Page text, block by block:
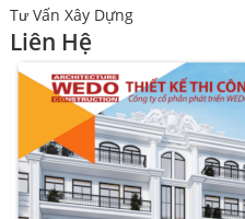
Tư Vấn Xây Dựng
Liên Hệ